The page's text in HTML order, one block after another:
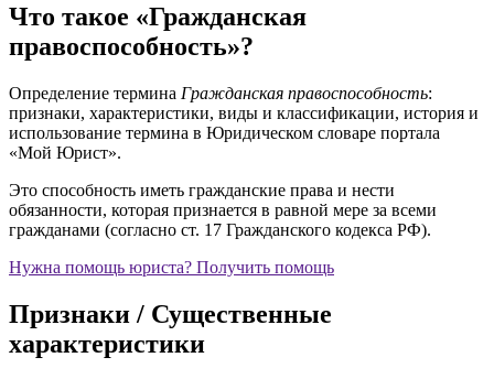
Что такое «Гражданская
правоспособность»?
Определение термина Гражданская правоспособность:
признаки, характеристики, виды и классификации, история и
использование термина в Юридическом словаре портала
«Мой Юрист».
Это способность иметь гражданские права и нести
обязанности, которая признается в равной мере за всеми
гражданами (согласно ст. 17 Гражданского кодекса РФ).
Нужна помощь юриста? Получить помощь
Признаки / Существенные
характеристики